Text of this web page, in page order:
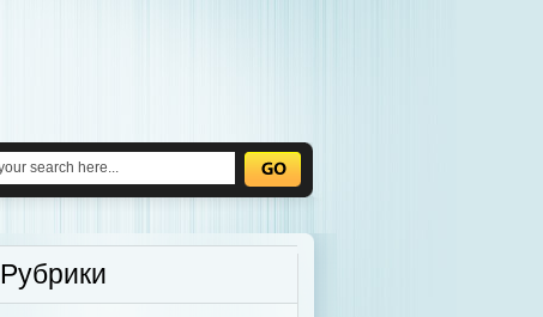
Рубрики